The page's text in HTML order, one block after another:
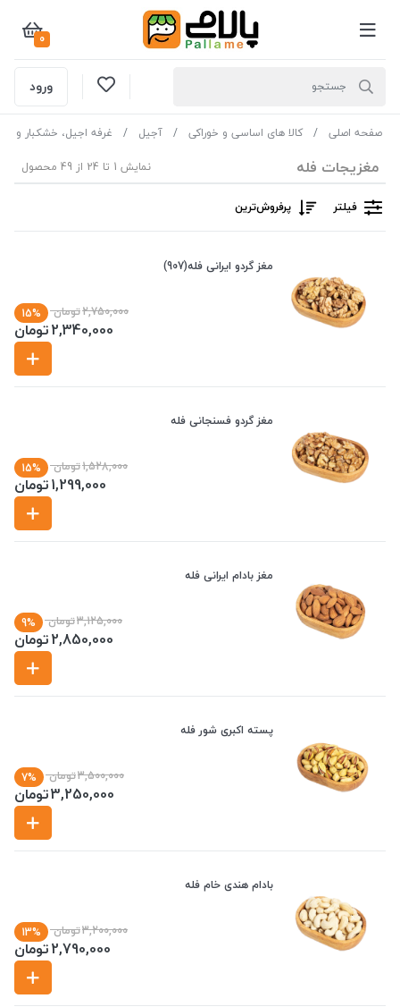
0
ورود
صفحه اصلی کالا های اساسی و خوراکی آجیل غرفه اجیل، خشکبار و
مغزیجات فله نمایش 1 تا 24 از 49 محصول
فیلتر پرفروش‌ترین‌
مغز گردو ایرانی فله(907)
2,750,000تومان 15%
2,340,000تومان
مغز گردو فسنجانی فله
1,528,000تومان 15%
1,299,000تومان
مغز بادام ایرانی فله
3,125,000تومان 9%
2,850,000تومان
پسته اکبری شور فله
3,500,000تومان 7%
3,250,000تومان
بادام هندی خام فله
3,200,000تومان 13%
2,790,000تومان